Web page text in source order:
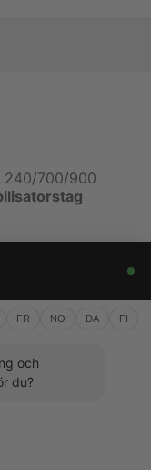
FR NO DA FI
och
du?